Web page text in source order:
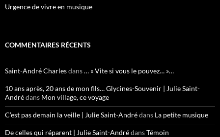
Urgence de vivre en musique
COMMENTAIRES RÉCENTS
Saint-André Charlesdans… « Vite si vous le pouvez… »…
10 ans après, 20 ans de mon fils… Glycines-Souvenir | Julie Saint-
Andrédans Mon village, ce voyage
C’est pas demain la veille | Julie Saint-Andrédans La petite musique
De celles qui réparent | Julie Saint-AndrédansTémoin